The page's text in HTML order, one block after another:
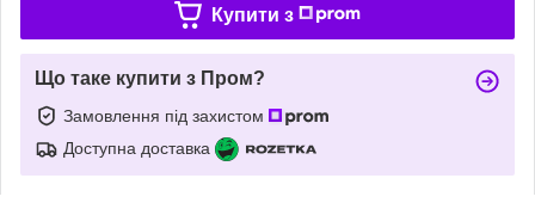
Купити з
Що таке купити з Пром?
Замовлення під захистом
Доступна доставка